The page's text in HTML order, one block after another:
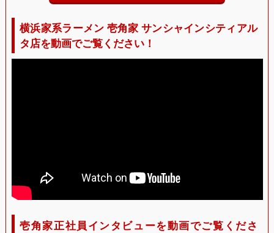
横浜家系ラーメン 壱角家 サンシャインシティアル
タ店を動画でご覧ください！
壱角家正社員インタビューを動画でご覧くださ